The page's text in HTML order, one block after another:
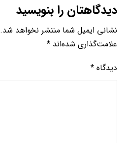
دیدگاهتان را بنویسید
نشانی ایمیل شما منتشر نخواهد شد.
علامت‌گذاری شده‌اند*
دیدگاه*